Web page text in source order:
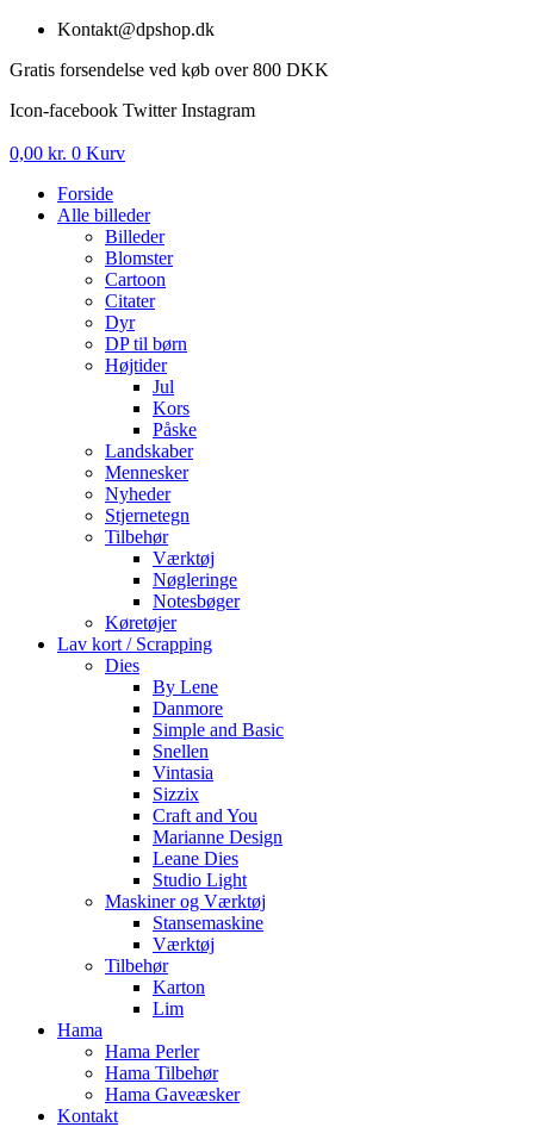
Videre
indhold
Kontakt@dpshop.dk
Gratis forsendelse ved køb over 800 DKK
Icon-facebook Twitter Instagram
0,00 kr. 0 Kurv
Forside
Alle billeder
Billeder
Blomster
Cartoon
Citater
Dyr
DP til børn
Højtider
Jul
Kors
Påske
Landskaber
Mennesker
Nyheder
Stjernetegn
Tilbehør
Værktøj
Nøgleringe
Notesbøger
Køretøjer
Lav kort / Scrapping
Dies
By Lene
Danmore
Simple and Basic
Snellen
Vintasia
Sizzix
Craft and You
Marianne Design
Leane Dies
Studio Light
Maskiner og Værktøj
Stansemaskine
Værktøj
Tilbehør
Karton
Lim
Hama
Hama Perler
Hama Tilbehør
Hama Gaveæsker
Kontakt